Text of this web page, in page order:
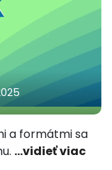
a formátmi sa
...vidieť viac